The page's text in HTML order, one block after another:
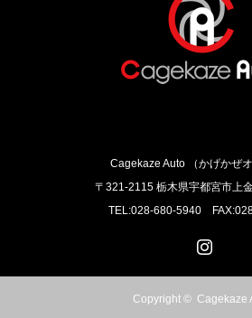
Cagekaze Auto （かげかぜオ
〒321-2115 栃木県宇都宮市上
TEL:028-680-5940
Copyright © Cagekaze